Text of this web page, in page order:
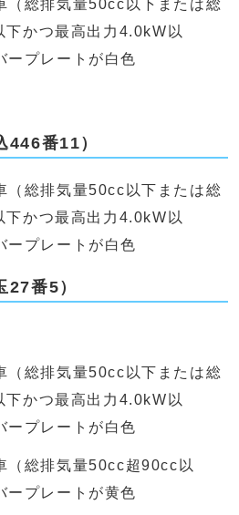
（総排気量50cc以下または総
かつ最高出力4.0kW以
プレートが白色
446番11）
（総排気量50cc以下または総
かつ最高出力4.0kW以
プレートが白色
27番5）
（総排気量50cc以下または総
かつ最高出力4.0kW以
プレートが白色
（総排気量50cc超90cc以
プレートが黄色